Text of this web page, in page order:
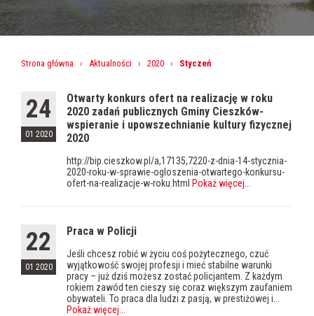
Strona główna › Aktualności › 2020 › Styczeń
24
01 2020
Otwarty konkurs ofert na realizację w roku
2020 zadań publicznych Gminy Cieszków-
wspieranie i upowszechnianie kultury fizycznej
2020
http://bip.cieszkow.pl/a,17135,7220-z-dnia-14-stycznia-
2020-roku-w-sprawie-ogloszenia-otwartego-konkursu-
ofert-na-realizacje-w-roku.html Pokaż więcej
22
01 2020
Praca w Policji
Jeśli chcesz robić w życiu coś pożytecznego, czuć
wyjątkowość swojej profesji i mieć stabilne warunki
pracy – już dziś możesz zostać policjantem. Z każdym
rokiem zawód ten cieszy się coraz większym zaufaniem
obywateli. To praca dla ludzi z pasją, w prestiżowej i...
Pokaż więcej